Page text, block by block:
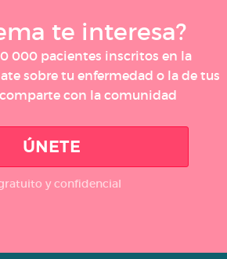
te interesa?
000 pacientes inscritos en la
sobre tu enfermedad o la de tus
con la comunidad
ÚNETE
y confidencial